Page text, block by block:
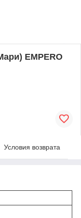
EMPERO
Условия возврата